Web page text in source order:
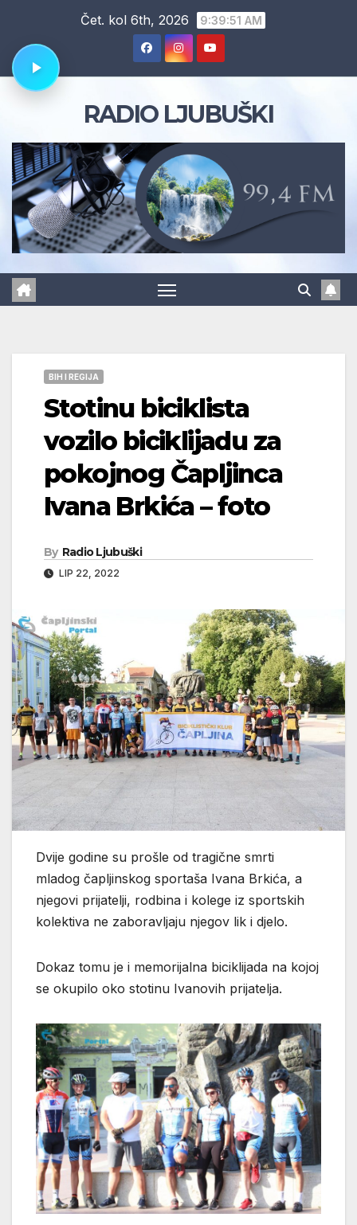
content
Čet. kol 6th, 2026 9:39:52 AM
RADIO LJUBUŠKI
BIH I REGIJA
Stotinu biciklista
vozilo biciklijadu za
pokojnog Čapljinca
Ivana Brkića – foto
By Radio Ljubuški
LIP 22, 2022
Dvije godine su prošle od tragične smrti
mladog čapljinskog sportaša Ivana Brkića, a
njegovi prijatelji, rodbina i kolege iz sportskih
kolektiva ne zaboravljaju njegov lik i djelo.
Dokaz tomu je i memorijalna biciklijada na kojoj
se okupilo oko stotinu Ivanovih prijatelja.